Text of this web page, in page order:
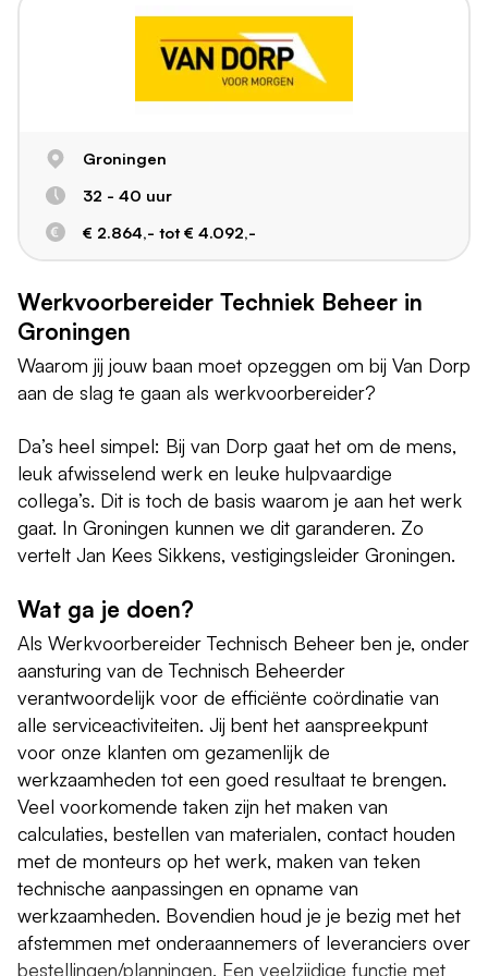
Groningen
32 - 40 uur
€ 2.864,- tot € 4.092,-
Werkvoorbereider Techniek Beheer in
Groningen
Waarom jij jouw baan moet opzeggen om bij Van Dorp
aan de slag te gaan als werkvoorbereider?
Da’s heel simpel: Bij van Dorp gaat het om de mens,
leuk afwisselend werk en leuke hulpvaardige
collega’s. Dit is toch de basis waarom je aan het werk
gaat. In Groningen kunnen we dit garanderen. Zo
vertelt Jan Kees Sikkens, vestigingsleider Groningen.
Wat ga je doen?
Als Werkvoorbereider Technisch Beheer ben je, onder
aansturing van de Technisch Beheerder
verantwoordelijk voor de efficiënte coördinatie van
alle serviceactiviteiten. Jij bent het aanspreekpunt
voor onze klanten om gezamenlijk de
werkzaamheden tot een goed resultaat te brengen.
Veel voorkomende taken zijn het maken van
calculaties, bestellen van materialen, contact houden
met de monteurs op het werk, maken van teken
technische aanpassingen en opname van
werkzaamheden. Bovendien houd je je bezig met het
afstemmen met onderaannemers of leveranciers over
bestellingen/planningen. Een veelzijdige functie met